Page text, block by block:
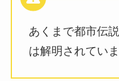
あくまで都市伝
は解明されていま